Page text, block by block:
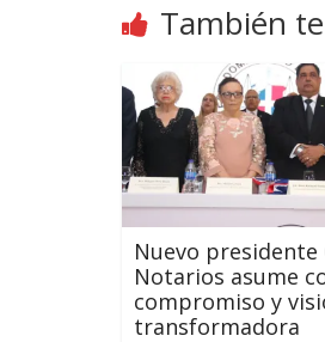
También
Nuevo presidente
Notarios asume
compromiso y
transformadora